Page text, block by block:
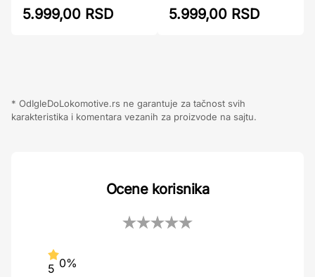
5.999,00 RSD 5.999,00 RSD
* OdIgleDoLokomotive.rs ne garantuje za tačnost svih
karakteristika i komentara vezanih za proizvode na sajtu.
Ocene korisnika
5 0%